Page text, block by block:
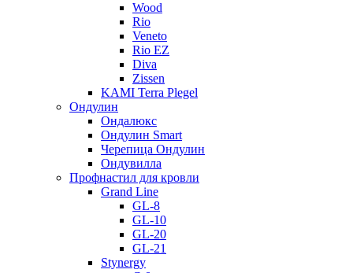
Wood
Rio
Veneto
Rio EZ
Diva
Zissen
KAMI Terra Plegel
Ондулин
Ондалюкс
Ондулин Smart
Черепица Ондулин
Ондувилла
Профнастил для кровли
Grand Line
GL-8
GL-10
GL-20
GL-21
Stynergy